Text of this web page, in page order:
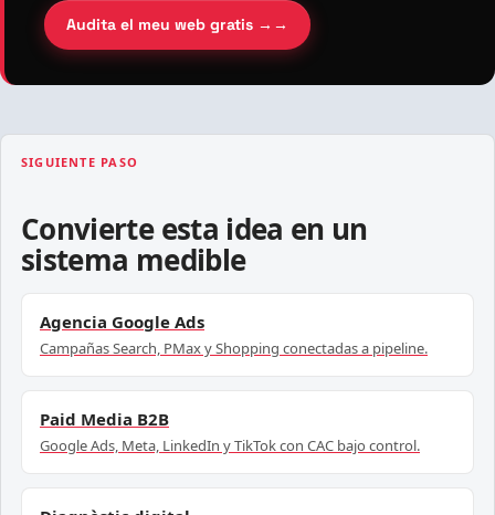
Audita el meu web gratis →
SIGUIENTE PASO
Convierte esta idea en un
sistema medible
Agencia Google Ads
Campañas Search, PMax y Shopping conectadas a pipeline.
Paid Media B2B
Google Ads, Meta, LinkedIn y TikTok con CAC bajo control.